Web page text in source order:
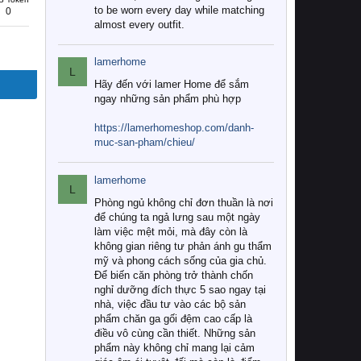
0
to be worn every day while matching
almost every outfit.
L
lamerhome
Hãy đến với lamer Home để sắm
ngay những sản phẩm phù hợp
https://lamerhomeshop.com/danh-
muc-san-pham/chieu/
L
lamerhome
Phòng ngủ không chỉ đơn thuần là nơi
để chúng ta ngả lưng sau một ngày
làm việc mệt mỏi, mà đây còn là
không gian riêng tư phản ánh gu thẩm
mỹ và phong cách sống của gia chủ.
Để biến căn phòng trở thành chốn
nghỉ dưỡng đích thực 5 sao ngay tại
nhà, việc đầu tư vào các bộ sản
phẩm chăn ga gối đệm cao cấp là
điều vô cùng cần thiết. Những sản
phẩm này không chỉ mang lại cảm